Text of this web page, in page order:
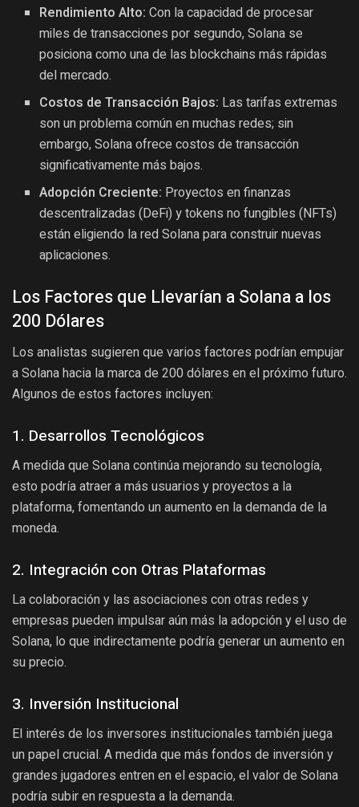
Rendimiento Alto: Con la capacidad de procesar
miles de transacciones por segundo, Solana se
posiciona como una de las blockchains más rápidas
del mercado.
Costos de Transacción Bajos: Las tarifas extremas
son un problema común en muchas redes; sin
embargo, Solana ofrece costos de transacción
significativamente más bajos.
Adopción Creciente: Proyectos en finanzas
descentralizadas (DeFi) y tokens no fungibles (NFTs)
están eligiendo la red Solana para construir nuevas
aplicaciones.
Los Factores que Llevarían a Solana a los
200 Dólares
Los analistas sugieren que varios factores podrían empujar
a Solana hacia la marca de 200 dólares en el próximo futuro.
Algunos de estos factores incluyen:
1. Desarrollos Tecnológicos
A medida que Solana continúa mejorando su tecnología,
esto podría atraer a más usuarios y proyectos a la
plataforma, fomentando un aumento en la demanda de la
moneda.
2. Integración con Otras Plataformas
La colaboración y las asociaciones con otras redes y
empresas pueden impulsar aún más la adopción y el uso de
Solana, lo que indirectamente podría generar un aumento en
su precio.
3. Inversión Institucional
El interés de los inversores institucionales también juega
un papel crucial. A medida que más fondos de inversión y
grandes jugadores entren en el espacio, el valor de Solana
podría subir en respuesta a la demanda.